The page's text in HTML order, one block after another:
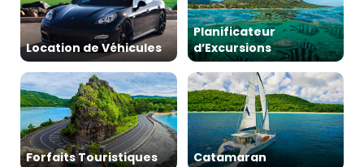
Location de Véhicules
Planificateur
d’Excursions
Forfaits Touristiques Catamaran